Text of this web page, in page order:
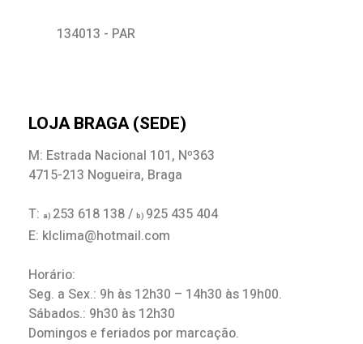
134013 - PAR
LOJA BRAGA (SEDE)
M: Estrada Nacional 101, Nº363
4715-213 Nogueira, Braga
T: a) 253 618 138 / b) 925 435 404
E: klclima@hotmail.com
Horário:
Seg. a Sex.: 9h às 12h30 – 14h30 às 19h00.
Sábados.: 9h30 às 12h30
Domingos e feriados por marcação.